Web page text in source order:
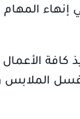
في إنهاء
الملابس